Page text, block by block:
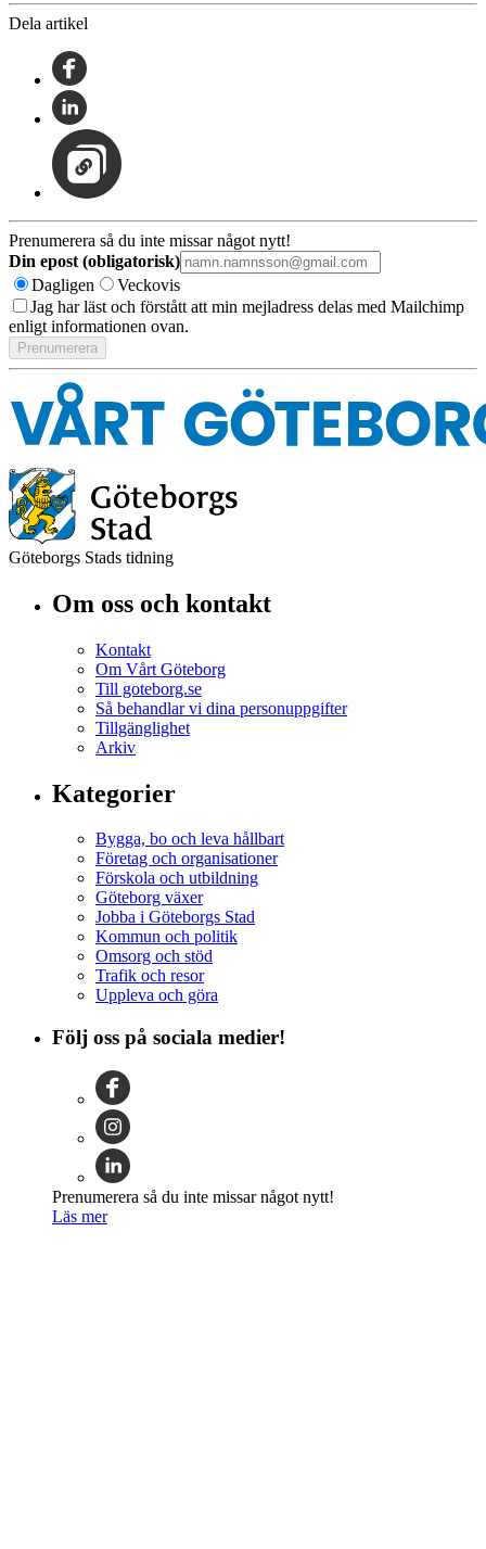
Dela artikel
Prenumerera så du inte missar något nytt!
Din epost (obligatorisk)
Dagligen
Veckovis
Jag har läst och förstått att min mejladress delas med Mailchimp
enligt informationen ovan.
Göteborgs Stads tidning
Om oss och kontakt
Kontakt
Om Vårt Göteborg
Till goteborg.se
Så behandlar vi dina personuppgifter
Tillgänglighet
Arkiv
Kategorier
Bygga, bo och leva hållbart
Företag och organisationer
Förskola och utbildning
Göteborg växer
Jobba i Göteborgs Stad
Kommun och politik
Omsorg och stöd
Trafik och resor
Uppleva och göra
Följ oss på sociala medier!
Prenumerera så du inte missar något nytt!
Läs mer